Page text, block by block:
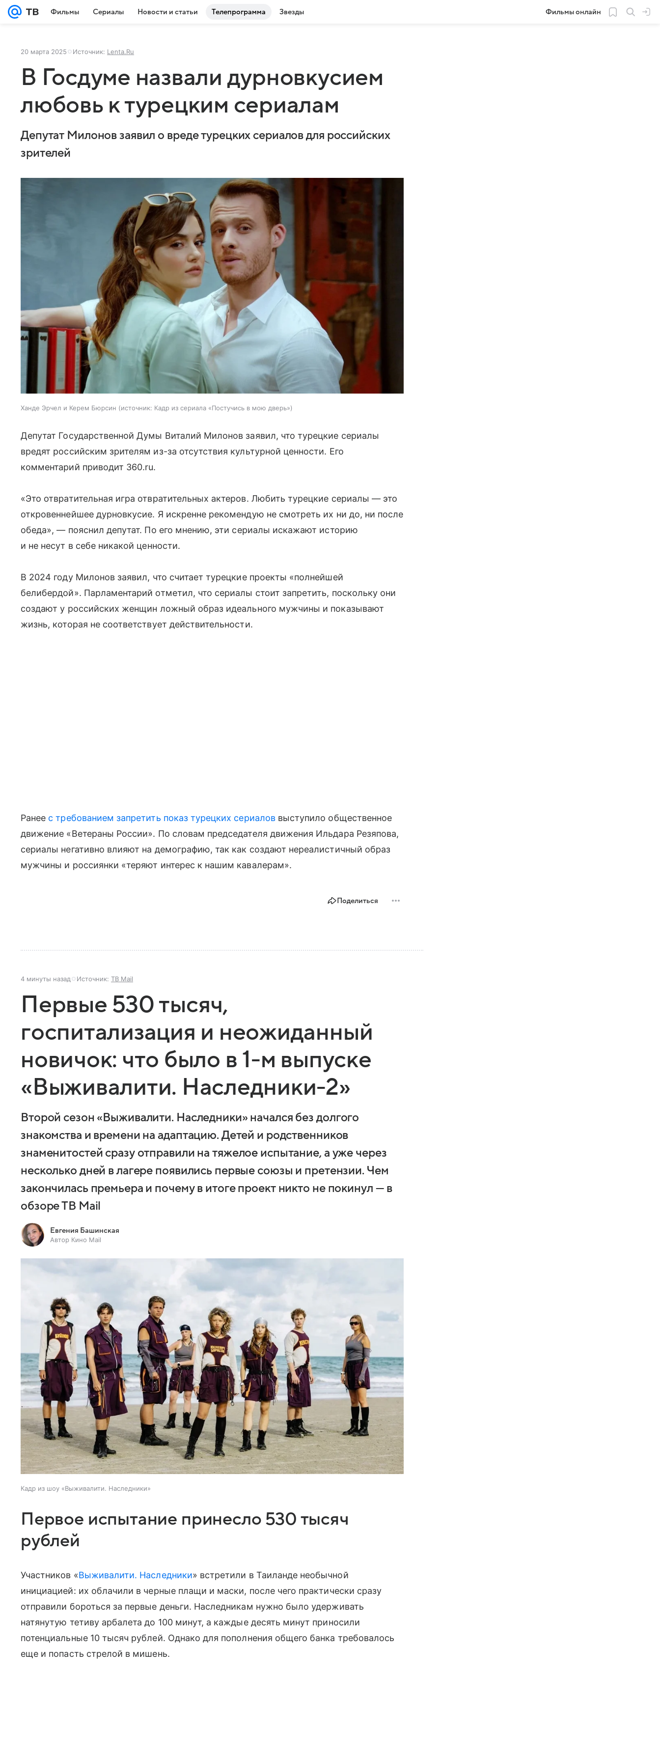
Фильмы Сериалы Новости и статьи Телепрограмма Звезды Фильмы онлайн
20 марта 2025 Источник: Lenta.Ru
В Госдуме назвали дурновкусием
любовь к турецким сериалам
Депутат Милонов заявил о вреде турецких сериалов для российских
зрителей
Ханде Эрчел и Керем Бюрсин источник: Кадр из сериала «Постучись в мою дверь»
Депутат Государственной Думы Виталий Милонов заявил, что турецкие сериалы
вредят российским зрителям из-за отсутствия культурной ценности. Его
комментарий приводит 360.ru.
«Это отвратительная игра отвратительных актеров. Любить турецкие сериалы — это
откровеннейшее дурновкусие. Я искренне рекомендую не смотреть их ни до, ни после
обеда», — пояснил депутат. По его мнению, эти сериалы искажают историю
и не несут в себе никакой ценности.
В 2024 году Милонов заявил, что считает турецкие проекты «полнейшей
белибердой». Парламентарий отметил, что сериалы стоит запретить, поскольку они
создают у российских женщин ложный образ идеального мужчины и показывают
жизнь, которая не соответствует действительности.
Ранее с требованием запретить показ турецких сериаловвыступило общественное
движение «Ветераны России». По словам председателя движения Ильдара Резяпова,
сериалы негативно влияют на демографию, так как создают нереалистичный образ
мужчины и россиянки «теряют интерес к нашим кавалерам».
Поделиться
4 минуты назад Источник: ТВ Mail
Первые 530 тысяч,
госпитализация и неожиданный
новичок: что было в 1-м выпуске
«Выживалити. Наследники-2»
Второй сезон «Выживалити. Наследники» начался без долгого
знакомства и времени на адаптацию. Детей и родственников
знаменитостей сразу отправили на тяжелое испытание, а уже через
несколько дней в лагере появились первые союзы и претензии. Чем
закончилась премьера и почему в итоге проект никто не покинул — в
обзоре ТВ Mail
Евгения Башинская
Автор Кино Mail
Кадр из шоу «Выживалити. Наследники»
Первое испытание принесло 530 тысяч
рублей
Участников «Выживалити. Наследники» встретили в Таиланде необычной
инициацией: их облачили в черные плащи и маски, после чего практически сразу
отправили бороться за первые деньги. Наследникам нужно было удерживать
натянутую тетиву арбалета до 100 минут, а каждые десять минут приносили
потенциальные 10 тысяч рублей. Однако для пополнения общего банка требовалось
еще и попасть стрелой в мишень.